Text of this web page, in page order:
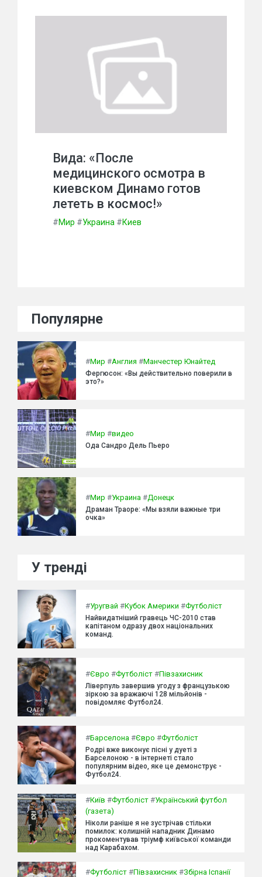
Вида: «После
медицинского осмотра в
киевском Динамо готов
лететь в космос!»
#Мир #Украина #Киев
Популярне
#Мир #Англия #Манчестер Юнайтед
Фергюсон: «Вы действительно поверили в
это?»
#Мир #видео
Ода Сандро Дель Пьеро
#Мир #Украина #Донецк
Драман Траоре: «Мы взяли важные три
очка»
У тренді
#Уругвай #Кубок Америки #Футболіст
Найвидатніший гравець ЧС-2010 став
капітаном одразу двох національних
команд.
#Євро #Футболіст #Півзахисник
Ліверпуль завершив угоду з французькою
зіркою за вражаючі 128 мільйонів -
повідомляє Футбол24.
#Барселона #Євро #Футболіст
Родрі вже виконує пісні у дуеті з
Барселоною - в інтернеті стало
популярним відео, яке це демонструє -
Футбол24.
#Київ #Футболіст #Український футбол
(газета)
Ніколи раніше я не зустрічав стільки
помилок: колишній нападник Динамо
прокоментував тріумф київської команди
над Карабахом.
#Футболіст #Півзахисник #Збірна Іспанії